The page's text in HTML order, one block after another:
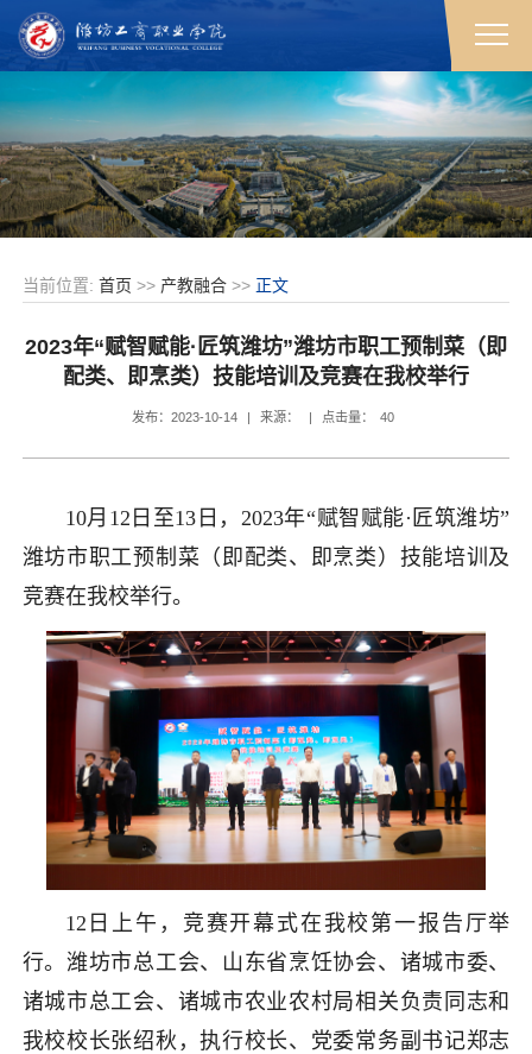
当前位置: 首页 >> 产教融合>> 正文
2023年“赋智赋能·匠筑潍坊”潍坊市职工预制菜（即
配类、即烹类）技能培训及竞赛在我校举行
发布：2023-10-14 | 来源： | 点击量： 40
10月12日至13日，2023年“赋智赋能·匠筑潍坊”
潍坊市职工预制菜（即配类、即烹类）技能培训及
竞赛在我校举行。
12日上午，竞赛开幕式在我校第一报告厅举
行。潍坊市总工会、山东省烹饪协会、诸城市委、
诸城市总工会、诸城市农业农村局相关负责同志和
我校校长张绍秋，执行校长、党委常务副书记郑志